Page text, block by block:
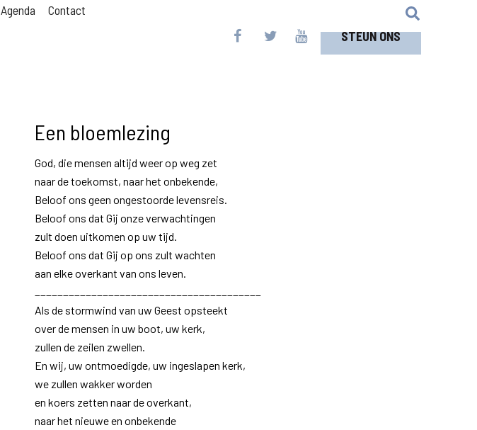
STEUN ONS
Agenda Contact
Een bloemlezing
God, die mensen altijd weer op weg zet
naar de toekomst, naar het onbekende,
Beloof ons geen ongestoorde levensreis.
Beloof ons dat Gij onze verwachtingen
zult doen uitkomen op uw tijd.
Beloof ons dat Gij op ons zult wachten
aan elke overkant van ons leven.
Als de stormwind van uw Geest opsteekt
over de mensen in uw boot, uw kerk,
zullen de zeilen zwellen.
En wij, uw ontmoedigde, uw ingeslapen kerk,
we zullen wakker worden
en koers zetten naar de overkant,
naar het nieuwe en onbekende